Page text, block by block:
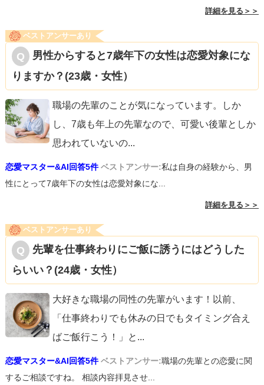
詳細を見る＞＞
ベストアンサーあり
男性からすると7歳年下の女性は恋愛対象にな
りますか？(23歳・女性）
職場の先輩のことが気になっています。しか
し、7歳も年上の先輩なので、可愛い後輩としか
思われていないの...
恋愛マスター&AI回答5件 ベストアンサー:私は自身の経験から、男
性にとって7歳年下の女性は恋愛対象にな...
詳細を見る＞＞
ベストアンサーあり
先輩を仕事終わりにご飯に誘うにはどうした
らいい？(24歳・女性）
大好きな職場の同性の先輩がいます！以前、
「仕事終わりでも休みの日でもタイミング合え
ばご飯行こう！」と ...
恋愛マスター&AI回答5件 ベストアンサー:職場の先輩との恋愛に関
するご相談ですね。 相談内容拝見させ...